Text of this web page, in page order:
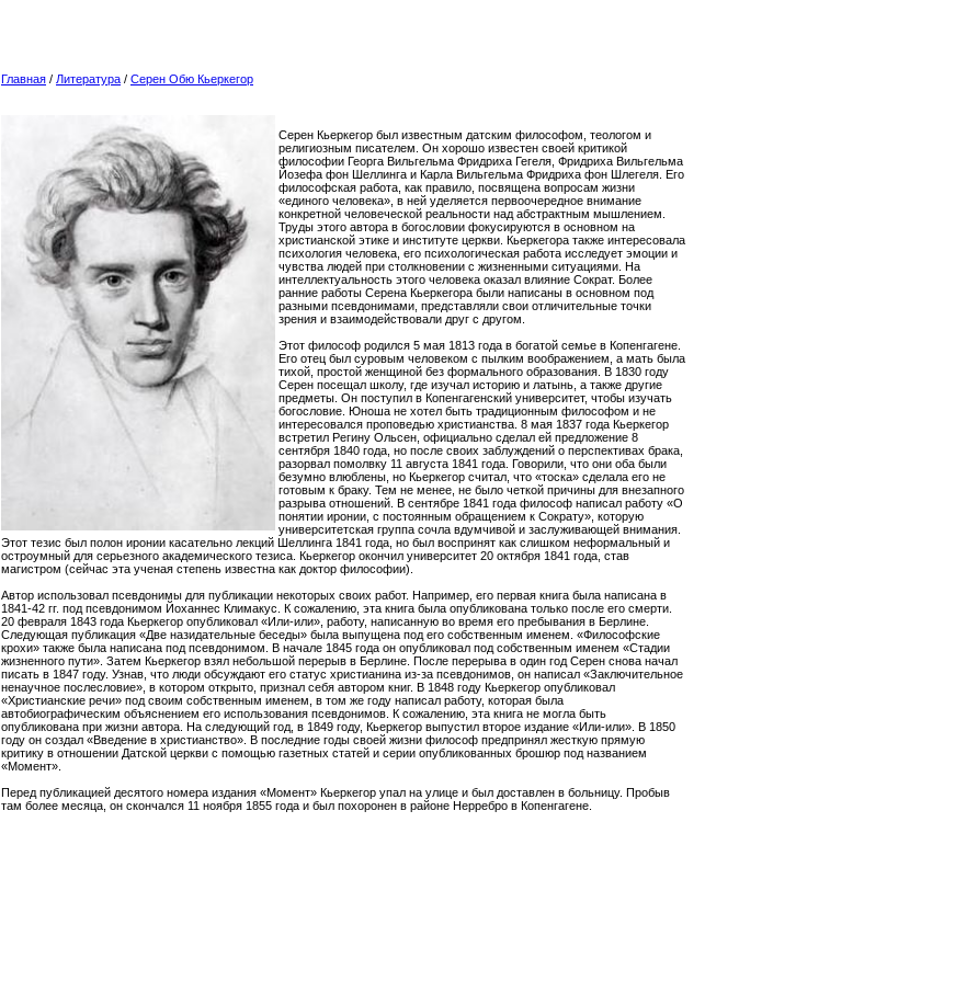
Главная / Литература / Серен Обю Кьеркегор
Серен Кьеркегор был известным датским философом, теологом и
религиозным писателем. Он хорошо известен своей критикой
философии Георга Вильгельма Фридриха Гегеля, Фридриха Вильгельма
Йозефа фон Шеллинга и Карла Вильгельма Фридриха фон Шлегеля. Его
философская работа, как правило, посвящена вопросам жизни
«единого человека», в ней уделяется первоочередное внимание
конкретной человеческой реальности над абстрактным мышлением.
Труды этого автора в богословии фокусируются в основном на
христианской этике и институте церкви. Кьеркегора также интересовала
психология человека, его психологическая работа исследует эмоции и
чувства людей при столкновении с жизненными ситуациями. На
интеллектуальность этого человека оказал влияние Сократ. Более
ранние работы Серена Кьеркегора были написаны в основном под
разными псевдонимами, представляли свои отличительные точки
зрения и взаимодействовали друг с другом.
Этот философ родился 5 мая 1813 года в богатой семье в Копенгагене.
Его отец был суровым человеком с пылким воображением, а мать была
тихой, простой женщиной без формального образования. В 1830 году
Серен посещал школу, где изучал историю и латынь, а также другие
предметы. Он поступил в Копенгагенский университет, чтобы изучать
богословие. Юноша не хотел быть традиционным философом и не
интересовался проповедью христианства. 8 мая 1837 года Кьеркегор
встретил Регину Ольсен, официально сделал ей предложение 8
сентября 1840 года, но после своих заблуждений о перспективах брака,
разорвал помолвку 11 августа 1841 года. Говорили, что они оба были
безумно влюблены, но Кьеркегор считал, что «тоска» сделала его не
готовым к браку. Тем не менее, не было четкой причины для внезапного
разрыва отношений. В сентябре 1841 года философ написал работу «О
понятии иронии, с постоянным обращением к Сократу», которую
университетская группа сочла вдумчивой и заслуживающей внимания.
Этот тезис был полон иронии касательно лекций Шеллинга 1841 года, но был воспринят как слишком неформальный и
остроумный для серьезного академического тезиса. Кьеркегор окончил университет 20 октября 1841 года, став
магистром (сейчас эта ученая степень известна как доктор философии).
Автор использовал псевдонимы для публикации некоторых своих работ. Например, его первая книга была написана в
1841-42 гг. под псевдонимом Йоханнес Климакус. К сожалению, эта книга была опубликована только после его смерти.
20 февраля 1843 года Кьеркегор опубликовал «Или-или», работу, написанную во время его пребывания в Берлине.
Следующая публикация «Две назидательные беседы» была выпущена под его собственным именем. «Философские
крохи» также была написана под псевдонимом. В начале 1845 года он опубликовал под собственным именем «Стадии
жизненного пути». Затем Кьеркегор взял небольшой перерыв в Берлине. После перерыва в один год Серен снова начал
писать в 1847 году. Узнав, что люди обсуждают его статус христианина из-за псевдонимов, он написал «Заключительное
ненаучное послесловие», в котором открыто, признал себя автором книг. В 1848 году Кьеркегор опубликовал
«Христианские речи» под своим собственным именем, в том же году написал работу, которая была
автобиографическим объяснением его использования псевдонимов. К сожалению, эта книга не могла быть
опубликована при жизни автора. На следующий год, в 1849 году, Кьеркегор выпустил второе издание «Или-или». В 1850
году он создал «Введение в христианство». В последние годы своей жизни философ предпринял жесткую прямую
критику в отношении Датской церкви с помощью газетных статей и серии опубликованных брошюр под названием
«Момент».
Перед публикацией десятого номера издания «Момент» Кьеркегор упал на улице и был доставлен в больницу. Пробыв
там более месяца, он скончался 11 ноября 1855 года и был похоронен в районе Нерребро в Копенгагене.